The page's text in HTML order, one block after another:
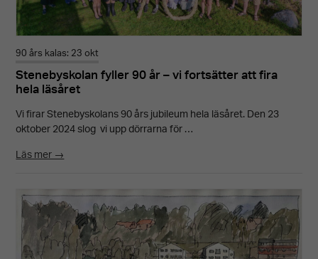
90 års kalas: 23 okt
Stenebyskolan fyller 90 år – vi fortsätter att fira
hela läsåret
Vi firar Stenebyskolans 90 års jubileum hela läsåret. Den 23
oktober 2024 slog vi upp dörrarna för …
Läs mer →